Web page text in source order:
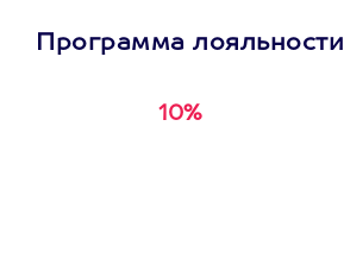
Программа лояльности
10%